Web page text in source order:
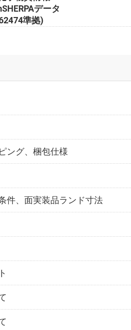
データ
準拠)
ング、梱包仕様
件、面実装品ランド寸法